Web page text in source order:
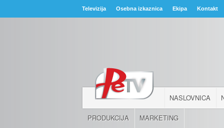
Televizija Osebna izkaznica Ekipa Kontakt
NASLOVNICA
PRODUKCIJA MARKETING